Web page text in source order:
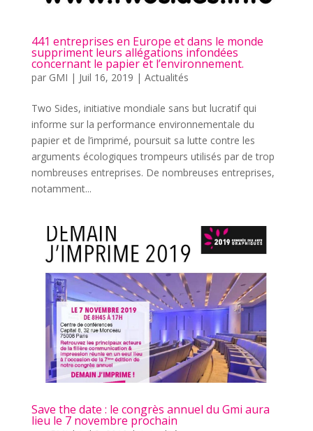
441 entreprises en Europe et dans le monde
suppriment leurs allégations infondées
concernant le papier et l’environnement.
par GMI | Juil 16, 2019 | Actualités
Two Sides, initiative mondiale sans but lucratif qui
informe sur la performance environnementale du
papier et de l’imprimé, poursuit sa lutte contre les
arguments écologiques trompeurs utilisés par de trop
nombreuses entreprises. De nombreuses entreprises,
notamment...
Save the date : le congrès annuel du Gmi aura
lieu le 7 novembre prochain